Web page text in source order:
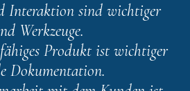
Interaktion sind wichtiger
Werkzeuge.
Produkt ist wichtiger
Dokumentation.